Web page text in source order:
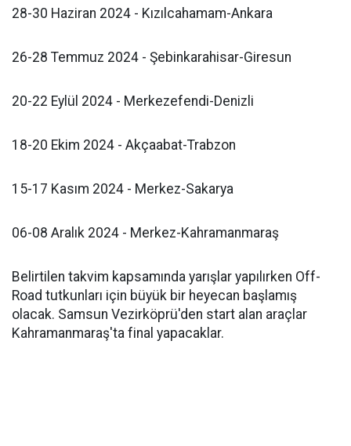
28-30 Haziran 2024 - Kızılcahamam-Ankara
26-28 Temmuz 2024 - Şebinkarahisar-Giresun
20-22 Eylül 2024 - Merkezefendi-Denizli
18-20 Ekim 2024 - Akçaabat-Trabzon
15-17 Kasım 2024 - Merkez-Sakarya
06-08 Aralık 2024 - Merkez-Kahramanmaraş
Belirtilen takvim kapsamında yarışlar yapılırken Off-
Road tutkunları için büyük bir heyecan başlamış
olacak. Samsun Vezirköprü'den start alan araçlar
Kahramanmaraş'ta final yapacaklar.